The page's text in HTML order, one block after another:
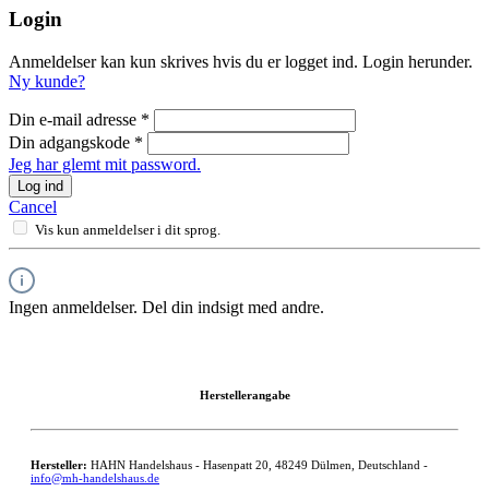
Login
Anmeldelser kan kun skrives hvis du er logget ind. Login herunder.
Ny kunde?
Din e-mail adresse *
Din adgangskode *
Jeg har glemt mit password.
Log ind
Cancel
Vis kun anmeldelser i dit sprog.
Ingen anmeldelser. Del din indsigt med andre.
Herstellerangabe
Hersteller: HAHN Handelshaus - Hasenpatt 20, 48249 Dülmen, Deutschland -
info@mh-handelshaus.de